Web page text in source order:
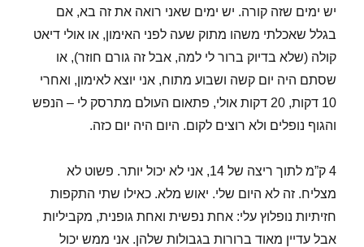
יש ימים שזה קורה. יש ימים שאני רואה את זה בא, אם
בגלל שאכלתי משהו מתוק שעה לפני האימון, או אולי דיאט
קולה (שלא בדיוק ברור לי למה, אבל זה גורם חוזר), או
שסתם היה יום קשה ושבוע מתוח, אני יוצא לאימון, ואחרי
10 דקות, 20 דקות אולי, פתאום העולם מתרסק לי – הנפש
והגוף נופלים ולא רוצים לקום. היום היה יום כזה.
4 ק”מ לתוך ריצה של 14, אני לא יכול יותר. פשוט לא
מצליח. זה לא היום שלי. יאוש מלא. כאילו שתי התקפות
חזיתיות נופלוץ עלי: אחת נפשית ואחת גופנית, מקביליות
אבל עדיין מאוד ברורות בגבולות שלהן. אני ממש יכול